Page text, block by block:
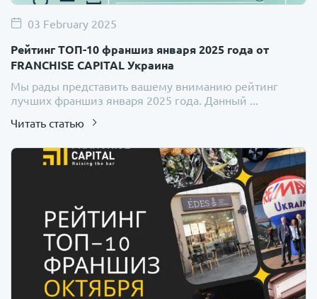
03 February 2025
Рейтинг ТОП-10 франшиз января 2025 года от
FRANCHISE CAPITAL Украина
Мы рады представить вашему вниманию рейтинг
лучших франшиз января 2025 года. Данный ...
Читать статью